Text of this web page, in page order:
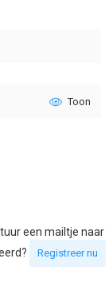
Toon
een mailtje naar
Registreer nu